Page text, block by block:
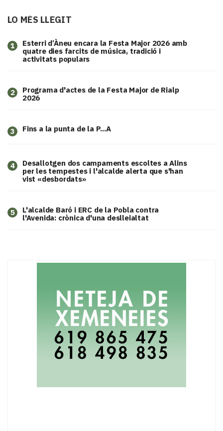
LO MÉS LLEGIT
1
Esterri d’Àneu encara la Festa Major 2026 amb
quatre dies farcits de música, tradició i
activitats populars
2
Programa d'actes de la Festa Major de Rialp
2026
3 Fins a la punta de la P...A
4
​Desallotgen dos campaments escoltes a Alins
per les tempestes i l'alcalde alerta que s'han
vist «desbordats»
5
L'alcalde Baró i ERC de la Pobla contra
l'Avenida: crònica d'una deslleialtat